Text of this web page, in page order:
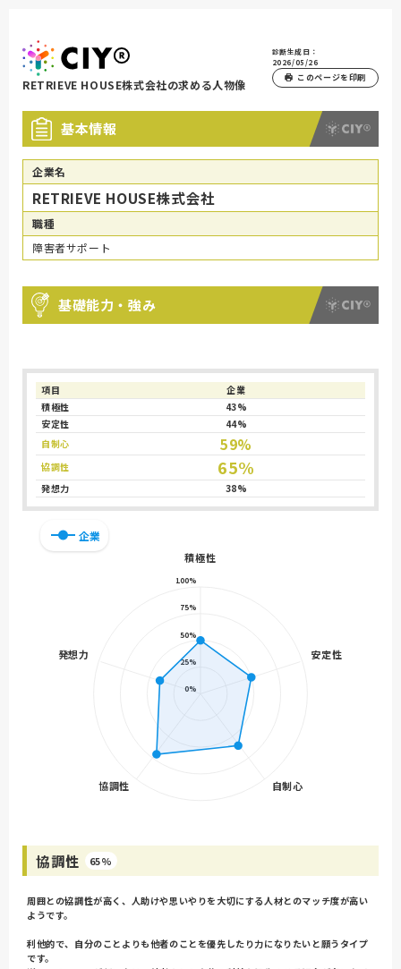
RETRIEVE HOUSE株式会社の求める人物像
診断生成日：
2026/05/26
このページを印刷
基本情報
企業名
RETRIEVE HOUSE株式会社
職種
障害者サポート
基礎能力・強み
項目
企業
積極性
43%
安定性
44%
自制心
59%
協調性 65%
発想力 38%
企業
積極性
安定性
自制心
協調性
発想力
100%
75%
50%
25%
0%
協調性 65%
周囲との協調性が高く、人助けや思いやりを大切にする人材とのマッチ度が高い
ようです。
利他的で、自分のことよりも他者のことを優先したり力になりたいと願うタイプ
です。